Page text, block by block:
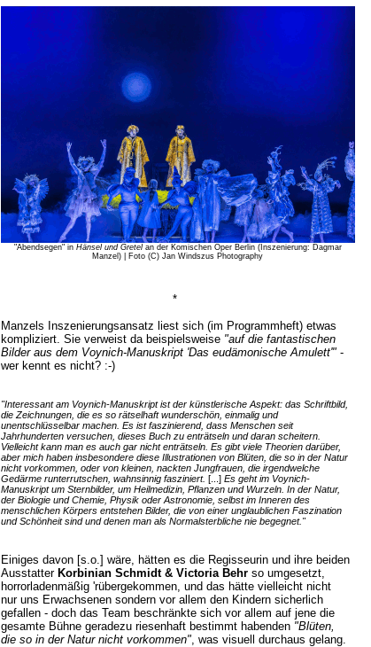
"Abendsegen" in Hänsel und Gretelan der Komischen Oper Berlin (Inszenierung: Dagmar
Manzel) | Foto (C) Jan Windszus Photography
*
Manzels Inszenierungsansatz liest sich (im Programmheft) etwas
kompliziert. Sie verweist da beispielsweise "auf die fantastischen
Bilder aus dem Voynich-Manuskript 'Das eudämonische Amulett'"-
wer kennt es nicht? :-)
"Interessant am Voynich-Manuskript ist der künstlerische Aspekt: das Schriftbild,
die Zeichnungen, die es so rätselhaft wunderschön, einmalig und
unentschlüsselbar machen. Es ist faszinierend, dass Menschen seit
Jahrhunderten versuchen, dieses Buch zu enträtseln und daran scheitern.
Vielleicht kann man es auch gar nicht enträtseln. Es gibt viele Theorien darüber,
aber mich haben insbesondere diese Illustrationen von Blüten, die so in der Natur
nicht vorkommen, oder von kleinen, nackten Jungfrauen, die irgendwelche
Gedärme runterrutschen, wahnsinnig fasziniert. [...] Es geht im Voynich-
Manuskript um Sternbilder, um Heilmedizin, Pflanzen und Wurzeln. In der Natur,
der Biologie und Chemie, Physik oder Astronomie, selbst im Inneren des
menschlichen Körpers entstehen Bilder, die von einer unglaublichen Faszination
und Schönheit sind und denen man als Normalsterbliche nie begegnet."
Einiges davon [s.o.] wäre, hätten es die Regisseurin und ihre beiden
Ausstatter Korbinian Schmidt & Victoria Behrso umgesetzt,
horrorladenmäßig 'rübergekommen, und das hätte vielleicht nicht
nur uns Erwachsenen sondern vor allem den Kindern sicherlich
gefallen - doch das Team beschränkte sich vor allem auf jene die
gesamte Bühne geradezu riesenhaft bestimmt habenden "Blüten,
die so in der Natur nicht vorkommen", was visuell durchaus gelang.